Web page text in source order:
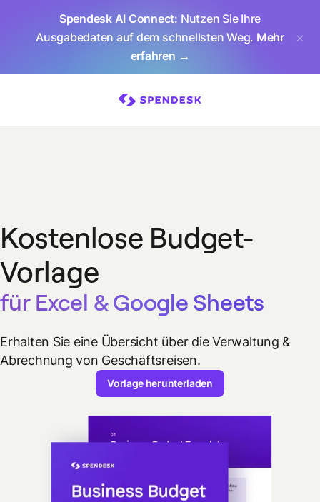
Spendesk AI Connect: Nutzen Sie Ihre
Ausgabedaten auf dem schnellsten Weg. Mehr
erfahren →
Kostenlose Budget-
Vorlage
für Excel & Google Sheets
Erhalten Sie eine Übersicht über die Verwaltung &
Abrechnung von Geschäftsreisen.
Vorlage herunterladen